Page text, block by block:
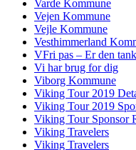
Varde Kommune
Vejen Kommune
Vejle Kommune
Vesthimmerland
VFri pas – Er den
Vi har brug for dig
Viborg Kommune
Viking Tour 2019
Viking Tour 2019
Viking Tour Sponsor
Viking Travelers
Viking Travelers